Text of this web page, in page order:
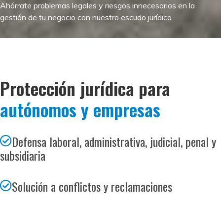
Ahórrate problemas legales y riesgos innecesarios en la
gestión de tu negocio con nuestro escudo jurídico
Protección jurídica para
autónomos y empresas
Defensa laboral, administrativa, judicial, penal y
subsidiaria
Solución a conflictos y reclamaciones